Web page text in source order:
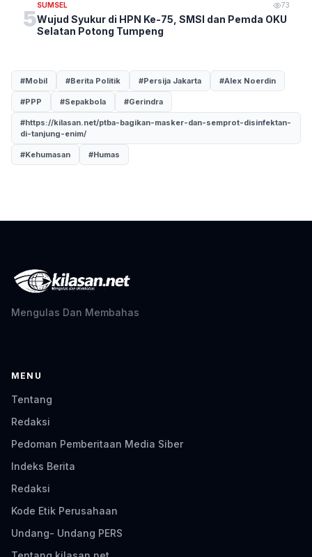
5
SUMSEL 73
Wujud Syukur di HPN Ke-75, SMSI dan Pemda OKU
Selatan Potong Tumpeng
#Mobil #Berita Politik #Persija Jakarta #Alex Noerdin
#PPP #Sepakbola #Gerindra
#https://kilasan.net/ptba-bagikan-masker-dan-semprot-disinfektan-
di-tanjung-enim/
#Kehumasan #Humas
Mengulas Dan Membahas
MENU
Tentang
Redaksi
Pedoman Pemberitaan Media Siber
Indeks Berita
Redaksi
Kode Etik Perusahaan
Undang- Undang PERS